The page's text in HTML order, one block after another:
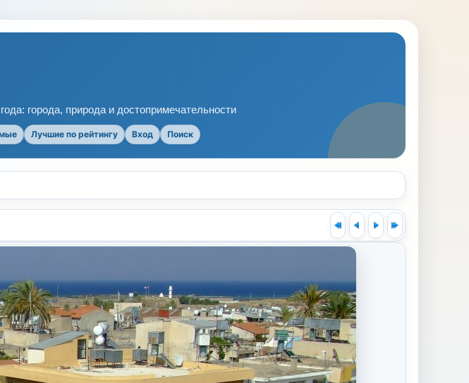
города, природа и достопримечательности
Лучшие по рейтингу Вход Поиск